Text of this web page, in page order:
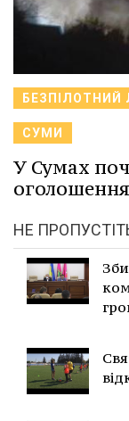
БЕЗПІЛОТНИЙ
СУМИ
У Сумах
НЕ